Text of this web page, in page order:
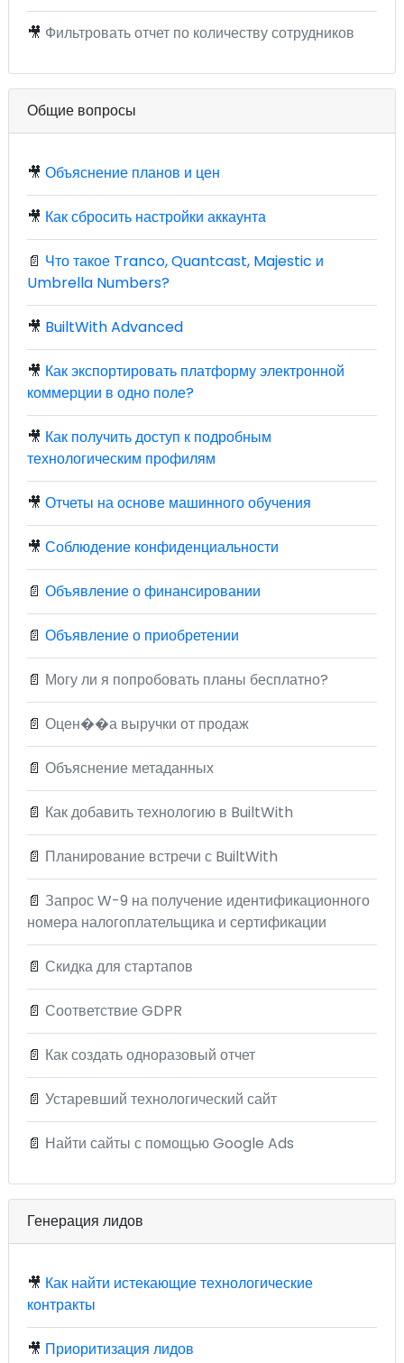
🎥 Фильтровать отчет по количеству сотрудников
Общие вопросы
🎥 Объяснение планов и цен
🎥 Как сбросить настройки аккаунта
📄 Что такое Tranco, Quantcast, Majestic и
Umbrella Numbers?
🎥 BuiltWith Advanced
🎥 Как экспортировать платформу электронной
коммерции в одно поле?
🎥 Как получить доступ к подробным
технологическим профилям
🎥 Отчеты на основе машинного обучения
🎥 Соблюдение конфиденциальности
📄 Объявление о финансировании
📄 Объявление о приобретении
📄 Могу ли я попробовать планы бесплатно?
📄 Оцен��а выручки от продаж
📄 Объяснение метаданных
📄 Как добавить технологию в BuiltWith
📄 Планирование встречи с BuiltWith
📄 Запрос W-9 на получение идентификационного
номера налогоплательщика и сертификации
📄 Скидка для стартапов
📄 Соответствие GDPR
📄 Как создать одноразовый отчет
📄 Устаревший технологический сайт
📄 Найти сайты с помощью Google Ads
Генерация лидов
🎥 Как найти истекающие технологические
контракты
🎥 Приоритизация лидов